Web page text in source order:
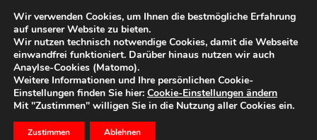
Start Dein Blog
Die erste eigene Wohnung –
Eine Checkliste
17. Mai 2016
Wir verwenden Cookies, um Ihnen die bestmögliche Erfahrung
auf unserer Website zu bieten.
Wir nutzen technisch notwendige Cookies, damit die Webseite
einwandfrei funktioniert. Darüber hinaus nutzen wir auch
Anaylse-Cookies (Matomo).
Weitere Informationen und Ihre persönlichen Cookie-
Einstellungen finden Sie hier: Cookie-Einstellungen ändern
Mit "Zustimmen" willigen Sie in die Nutzung aller Cookies ein.
Zustimmen Ablehnen